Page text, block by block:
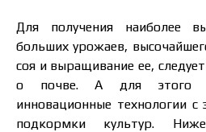
Для получения наиболее
больших урожаев,
соя и выращивание ее,
о почве. А для этого
инновационные технологии с
подкормки культур.